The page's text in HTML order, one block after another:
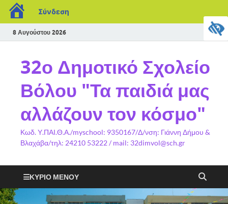
Σύνδεση
8 Αυγούστου 2026
32ο Δημοτικό Σχολείο
Βόλου "Τα παιδιά μας
αλλάζουν τον κόσμο"
Κωδ. Υ.ΠΑΙ.Θ.Α./myschool: 9350167/Δ/νση: Γιάννη Δήμου &
Βλαχάβα/τηλ: 24210 53222 / mail: 32dimvol@sch.gr
ΚΎΡΙΟ ΜΕΝΟΎ